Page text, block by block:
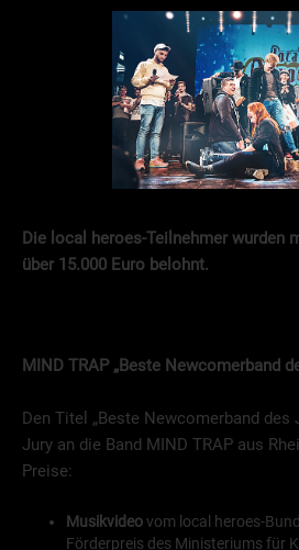
Die local heroes-Teilnehmer wurden
über 15.000 Euro belohnt.
MIND TRAP „Beste Newcomerband
Den Titel „Beste Newcomerband des
Jury an die Band MIND TRAP aus
Preise:
Musikvideovom local heroes-
Förderpreis des Ministeriums für